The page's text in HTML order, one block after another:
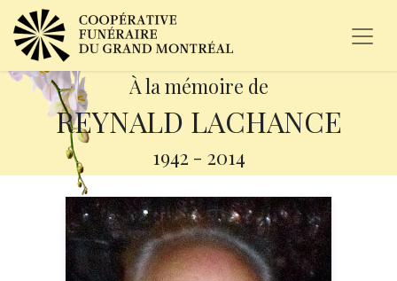
À la mémoire de
REYNALD LACHANCE
1942 - 2014